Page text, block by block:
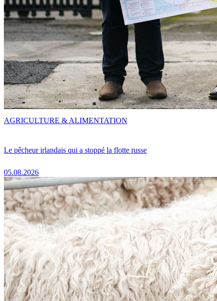
Le pêcheur irlandais qui a stoppé la flotte russe
05.08.2026
AGRICULTURE & ALIMENTATION